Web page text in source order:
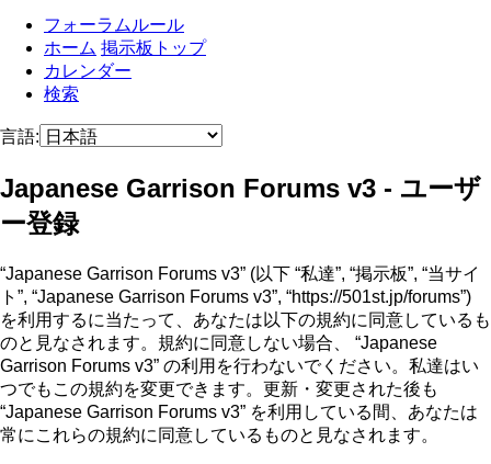
フォーラムルール
ホーム 掲示板トップ
カレンダー
検索
言語:
Japanese Garrison Forums v3 - ユーザ
ー登録
“Japanese Garrison Forums v3” (以下 “私達”, “掲示板”, “当サイ
ト”, “Japanese Garrison Forums v3”, “https://501st.jp/forums”)
を利用するに当たって、あなたは以下の規約に同意しているも
のと見なされます。規約に同意しない場合、 “Japanese
Garrison Forums v3” の利用を行わないでください。私達はい
つでもこの規約を変更できます。更新・変更された後も
“Japanese Garrison Forums v3” を利用している間、あなたは
常にこれらの規約に同意しているものと見なされます。